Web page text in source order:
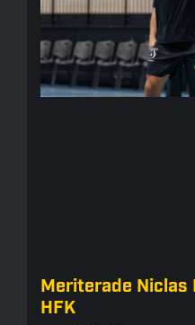
Meriterade
HFK